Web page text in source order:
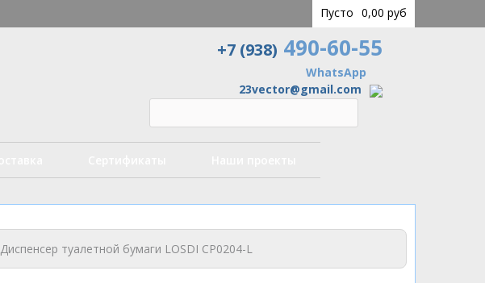
Пусто 0,00 руб
+7 (938) 490-60-55
WhatsApp
23vector@gmail.com
Диспенсер туалетной бумаги LOSDI CP0204-L